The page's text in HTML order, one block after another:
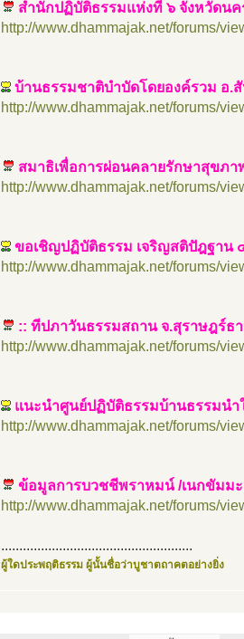
สำนักปฏิบัติธรรมแห่งที่ ๖ จังหวัดนค
http://www.dhammajak.net/forums/
บ้านธรรมชาติบำบัดโดยองค์รวม อ.สั
http://www.dhammajak.net/forums/
สมาธิเพื่อการผ่อนคลายรักษาสุขภา
http://www.dhammajak.net/forums/
ขอเชิญปฏิบัติธรรม เจริญสติปัฎฐาน
http://www.dhammajak.net/forums/
:: ทีปภาวันธรรมสถาน จ.สุราษฎร์ธ
http://www.dhammajak.net/forums/
แนะนำศูนย์ปฏิบัติธรรมบ้านธรรมนำ
http://www.dhammajak.net/forums/
ข้อมูลการบวชชีพราหมน์ /เนกขัมม
http://www.dhammajak.net/forums/
.....................................................
ผู้ใดประพฤติธรรม ผู้นั้นชื่อว่าบูชาตถาคตอย่างยิ่ง